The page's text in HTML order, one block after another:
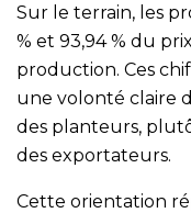
Sur le terrain, les
% et 93,94 % du
production. Ces
une volonté claire
des planteurs,
des exportateurs.
Cette orientation